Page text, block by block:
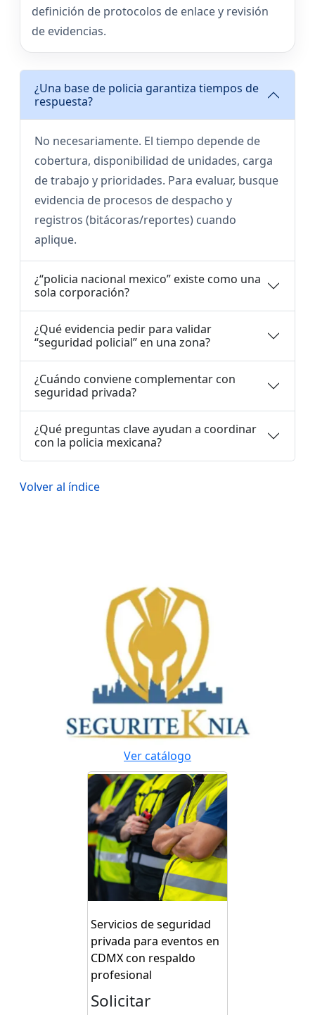
definición de protocolos de enlace y revisión
de evidencias.
¿Una base de policia garantiza tiempos de
respuesta?
No necesariamente. El tiempo depende de
cobertura, disponibilidad de unidades, carga
de trabajo y prioridades. Para evaluar, busque
evidencia de procesos de despacho y
registros (bitácoras/reportes) cuando
aplique.
¿“policia nacional mexico” existe como una
sola corporación?
¿Qué evidencia pedir para validar
“seguridad policial” en una zona?
¿Cuándo conviene complementar con
seguridad privada?
¿Qué preguntas clave ayudan a coordinar
con la policia mexicana?
Volver al índice
Ver catálogo
Servicios de seguridad
privada para eventos en
CDMX con respaldo
profesional
Solicitar